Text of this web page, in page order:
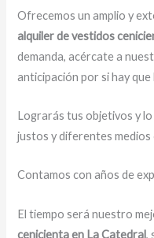
Ofrecemos un amplio y
alquiler de vestidos
demanda, acércate a
anticipación por si hay
Lograrás tus objetivos y
justos y diferentes medios
Contamos con años de
El tiempo será nuestro
cenicienta en La Catedral,